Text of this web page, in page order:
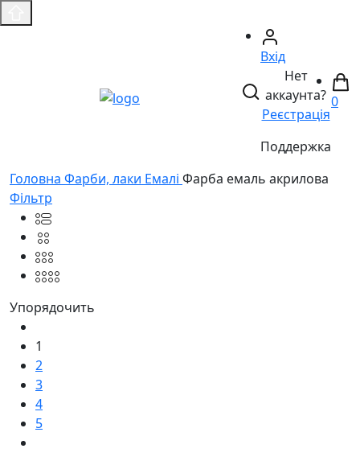
Вхід
Нет
аккаунта?
Реєстрація
Поддержка
0
Головнa Фарби, лаки Емалі Фарба емаль акрилова
Фільтр
Упорядочить
1
2
3
4
5